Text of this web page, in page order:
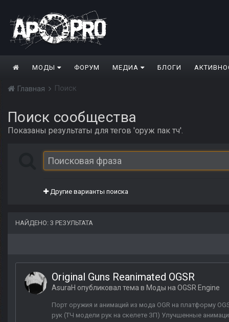
МОДЫ ФОРУМ МЕДИА БЛОГИ
Главная Поиск
Поиск сообщества
Показаны результаты для тегов 'оруж пак тч'.
Другие варианты поиска
НАЙДЕНО: 3 РЕЗУЛЬТАТА
Original Guns Reanimated OGSR
AsuraH опубликовал тема в Моды на OGSR Engine
Порт оружия и анимаций из мода OGR на платформу
рук (ТЧ модели рук на скелете ЗП) Улучшенные